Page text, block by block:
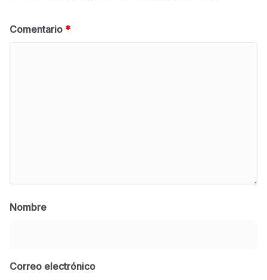
Comentario *
Nombre
Correo electrónico